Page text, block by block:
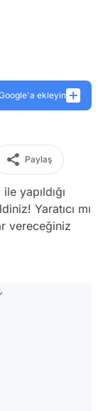
ekleyin
Paylaş
yapıldığı
Yaratıcı mı
vereceğiniz